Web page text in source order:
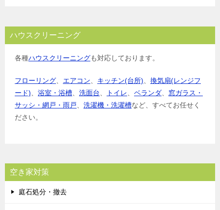
ハウスクリーニング
各種ハウスクリーニングも対応しております。
フローリング、 エアコン、 キッチン(台所)、 換気扇(レンジフ
ード)、 浴室・浴槽、 洗面台、 トイレ、 ベランダ、 窓ガラス・
サッシ・網戸・雨戸、 洗濯機・洗濯槽など、すべてお任せく
ださい。
空き家対策
庭石処分・撤去